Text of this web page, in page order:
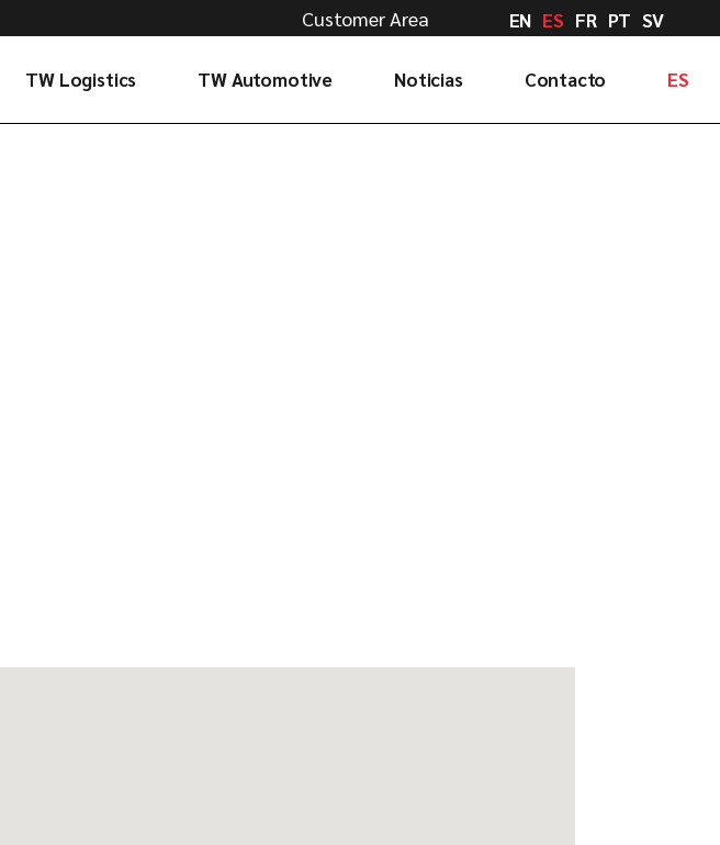
Customer Area EN ES FR PT SV
TW Logistics TW Automotive Noticias Contacto ES